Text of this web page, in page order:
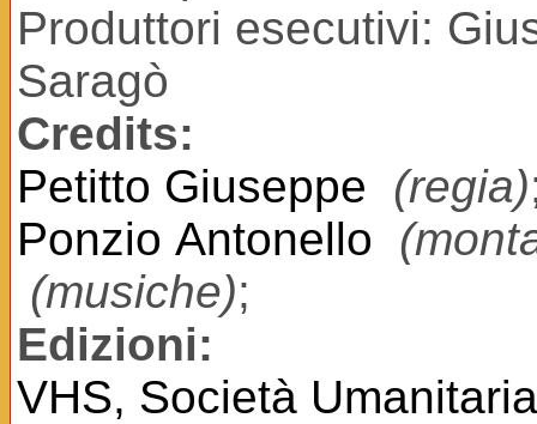
Produttori esecutivi:
Saragò
Credits:
Petitto Giuseppe (regia)
Ponzio Antonello
(musiche);
Edizioni:
VHS, Società